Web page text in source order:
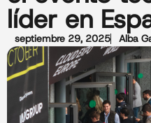
líder en
septiembre 29, 2025 Alba